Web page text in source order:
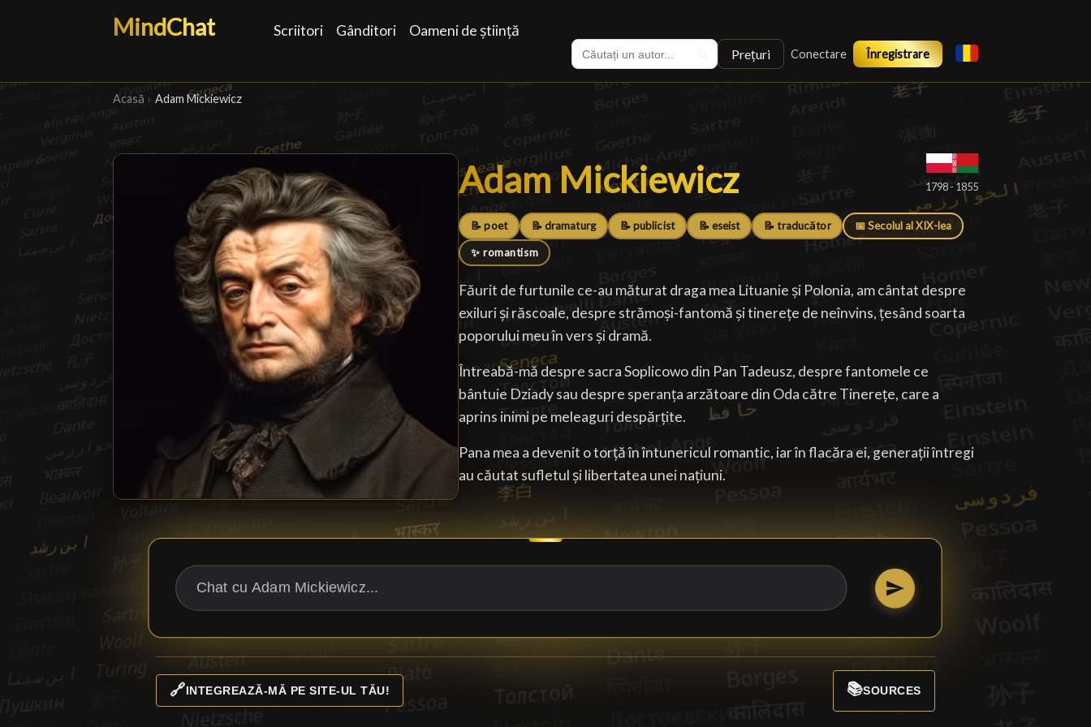
MindChat Scriitori Gânditori Oameni de știință
Prețuri Conectare Înregistrare
Acasă › Adam Mickiewicz
Adam Mickiewicz
Adam Mickiewicz 1798 - 1855
📝 poet 📝 dramaturg 📝 publicist 📝 eseist 📝 traducător 📅 Secolul al XIX-lea
✨ romantism
Făurit de furtunile ce-au măturat draga mea Lituanie și Polonia, am cântat despre
exiluri și răscoale, despre strămoși-fantomă și tinerețe de neînvins, țesând soarta
poporului meu în vers și dramă.
Întreabă-mă despre sacra Soplicowo din Pan Tadeusz, despre fantomele ce
bântuie Dziady sau despre speranța arzătoare din Oda către Tinerețe, care a
aprins inimi pe meleaguri despărțite.
Pana mea a devenit o torță în întunericul romantic, iar în flacăra ei, generații întregi
au căutat sufletul și libertatea unei națiuni.
🔗INTEGREAZĂ-MĂ PE SITE-UL TĂU! 📚SOURCES